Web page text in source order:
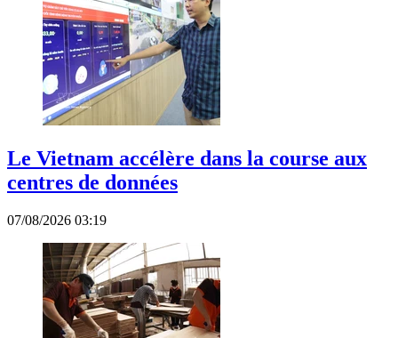
Le Vietnam accélère dans la course aux
centres de données
07/08/2026 03:19